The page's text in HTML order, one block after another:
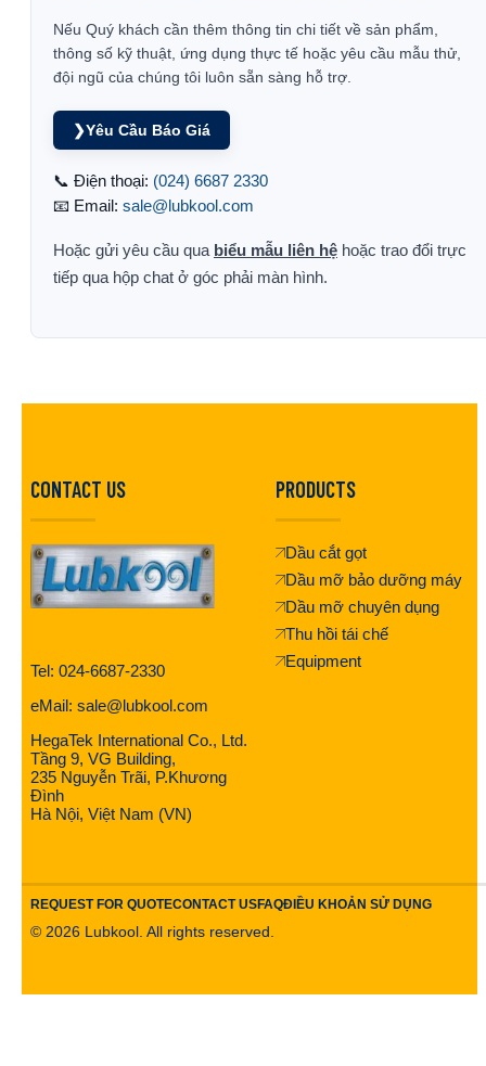
Nếu Quý khách cần thêm thông tin chi tiết về sản phẩm,
thông số kỹ thuật, ứng dụng thực tế hoặc yêu cầu mẫu thử,
đội ngũ của chúng tôi luôn sẵn sàng hỗ trợ.
❯Yêu Cầu Báo Giá
📞 Điện thoại: (024) 6687 2330
📧 Email: sale@lubkool.com
Hoặc gửi yêu cầu qua biểu mẫu liên hệ hoặc trao đổi trực
tiếp qua hộp chat ở góc phải màn hình.
CONTACT US
Tel: 024-6687-2330
eMail: sale@lubkool.com
HegaTek International Co., Ltd.
Tầng 9, VG Building,
235 Nguyễn Trãi, P.Khương
Đình
Hà Nội, Việt Nam (VN)
PRODUCTS
Dầu cắt gọt
Dầu mỡ bảo dưỡng máy
Dầu mỡ chuyên dụng
Thu hồi tái chế
Equipment
REQUEST FOR QUOTECONTACT USFAQĐIỀU KHOẢN SỬ DỤNG
© 2026 Lubkool. All rights reserved.